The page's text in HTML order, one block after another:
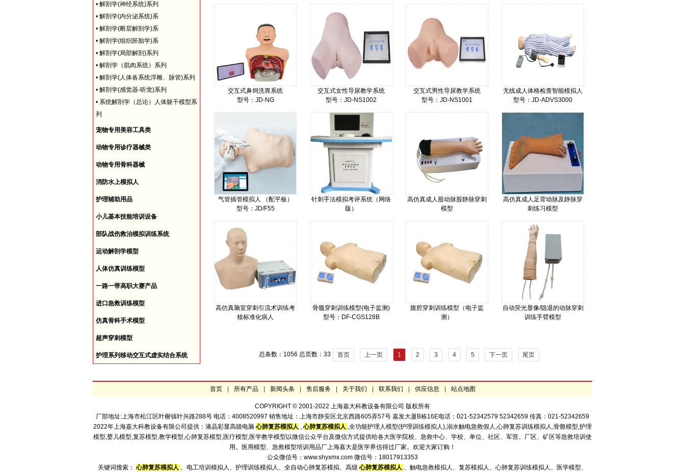
交互式鼻饲洗胃系统
型号：JD-NG
交互式女性导尿教学系统
型号：JD-NS1002
交互式男性导尿教学系统
型号：JD-NS1001
无线成人体格检查智能模拟人
型号：JD-ADVS3000
气管插管模拟人 （配平板）
型号：JD/F55
针刺手法模拟考评系统（网络
版）
高仿真成人股动脉股静脉穿刺
模型
高仿真成人足背动脉及静脉穿
刺练习模型
价格：
高仿真脑室穿刺引流术训练考
核标准化病人
骨髓穿刺训练模型(电子监测)
型号：DF-CGS128B
腹腔穿刺训练模型（电子监
测）
自动荧光显像/隐退的动脉穿刺
训练手臂模型
总条数：1056 总页数：33 首页 上一页 1 2 3 4 5 下一页 尾页
• 解剖学(神经系统)系列
• 解剖学(内分泌系统)系
• 解剖学(断层解剖学)系
• 解剖学(组织胚胎学)系
• 解剖学(局部解剖)系列
• 解剖学（肌肉系统）系列
• 解剖学(人体各系统浮雕、脉管)系列
• 解剖学(感觉器-听觉)系列
• 系统解剖学（总论）人体躯干模型系
列
宠物专用美容工具类
动物专用诊疗器械类
动物专用骨科器械
消防水上模拟人
护理辅助用品
小儿基本技能培训设备
部队战伤救治模拟训练系统
运动解剖学模型
人体仿真训练模型
一路一带高职大赛产品
进口急救训练模型
仿真骨科手术模型
超声穿刺模型
护理系列移动交互式虚实结合系统
首页 所有产品 新闻头条 售后服务 关于我们 联系我们 供应信息 站点地图
COPYRIGHT © 2001-2022 上海嘉大科教设备有限公司 版权所有
厂部地址:上海市松江区叶榭镇叶兴路288号 电话：4008520997 销售地址：上海市静安区北京西路605弄57号 嘉发大厦B栋16E电话：021-52342579 52342659 传真：021-52342659
2022年上海嘉大科教设备有限公司提供：液晶彩显高级电脑心肺复苏模拟人 ,心肺复苏模拟人 ,全功能护理人模型(护理训练模拟人),溺水触电急救假人,心肺复苏训练模拟人,骨骼模型,护理
模型,婴儿模型,复苏模型,教学模型,心肺复苏模型,医疗模型,医学教学模型以微信公众平台及微信方式提供给各大医学院校、急救中心、学校、单位、社区、军营、厂区、矿区等急救培训使
用。医用模型、急救模型培训用品厂上海嘉大是医学界信得过厂家。欢迎大家订购！
公众微信号：www.shyxmx.com 微信号：18017913353
关键词搜索：心肺复苏模拟人 、电工培训模拟人、护理训练模拟人、全自动心肺复苏模拟、高级心肺复苏模拟人 、触电急救模拟人、复苏模拟人、心肺复苏训练模拟人、医学模型、